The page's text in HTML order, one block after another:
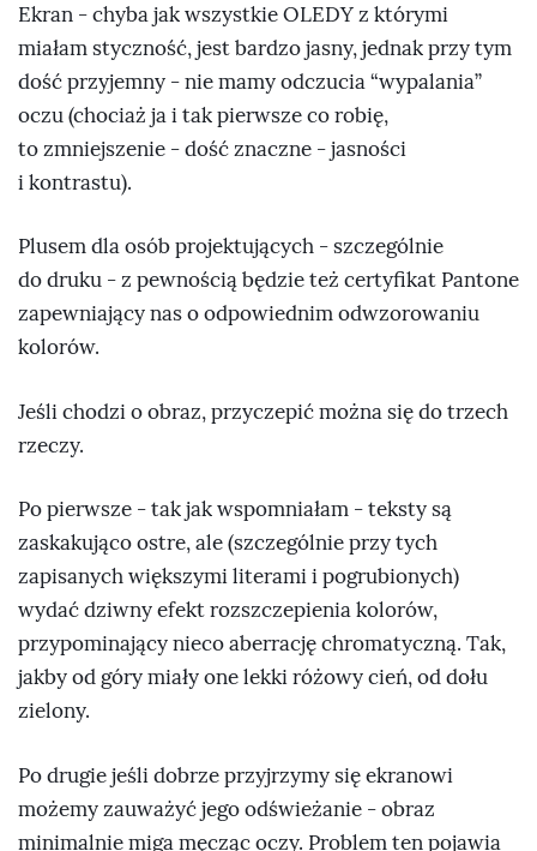
Ekran - chyba jak wszystkie OLEDY z którymi
miałam styczność, jest bardzo jasny, jednak przy tym
dość przyjemny - nie mamy odczucia “wypalania”
oczu (chociaż ja i tak pierwsze co robię,
to zmniejszenie - dość znaczne - jasności
i kontrastu).
Plusem dla osób projektujących - szczególnie
do druku - z pewnością będzie też certyfikat Pantone
zapewniający nas o odpowiednim odwzorowaniu
kolorów.
Jeśli chodzi o obraz, przyczepić można się do trzech
rzeczy.
Po pierwsze - tak jak wspomniałam - teksty są
zaskakująco ostre, ale (szczególnie przy tych
zapisanych większymi literami i pogrubionych)
wydać dziwny efekt rozszczepienia kolorów,
przypominający nieco aberrację chromatyczną. Tak,
jakby od góry miały one lekki różowy cień, od dołu
zielony.
Po drugie jeśli dobrze przyjrzymy się ekranowi
możemy zauważyć jego odświeżanie - obraz
minimalnie miga męcząc oczy. Problem ten pojawia